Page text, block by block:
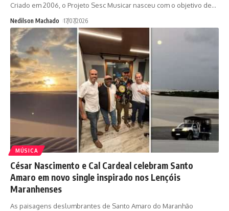
Criado em 2006, o Projeto Sesc Musicar nasceu com o objetivo de…
Nedilson Machado 17/07/2026
MÚSICA
César Nascimento e Cal Cardeal celebram Santo
Amaro em novo single inspirado nos Lençóis
Maranhenses
As paisagens deslumbrantes de Santo Amaro do Maranhão